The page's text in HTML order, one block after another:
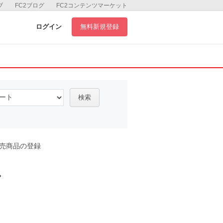
FC2コンテンツマーケット
FC2ブログ
ログイン 無料新規登録
検索
商品の登録